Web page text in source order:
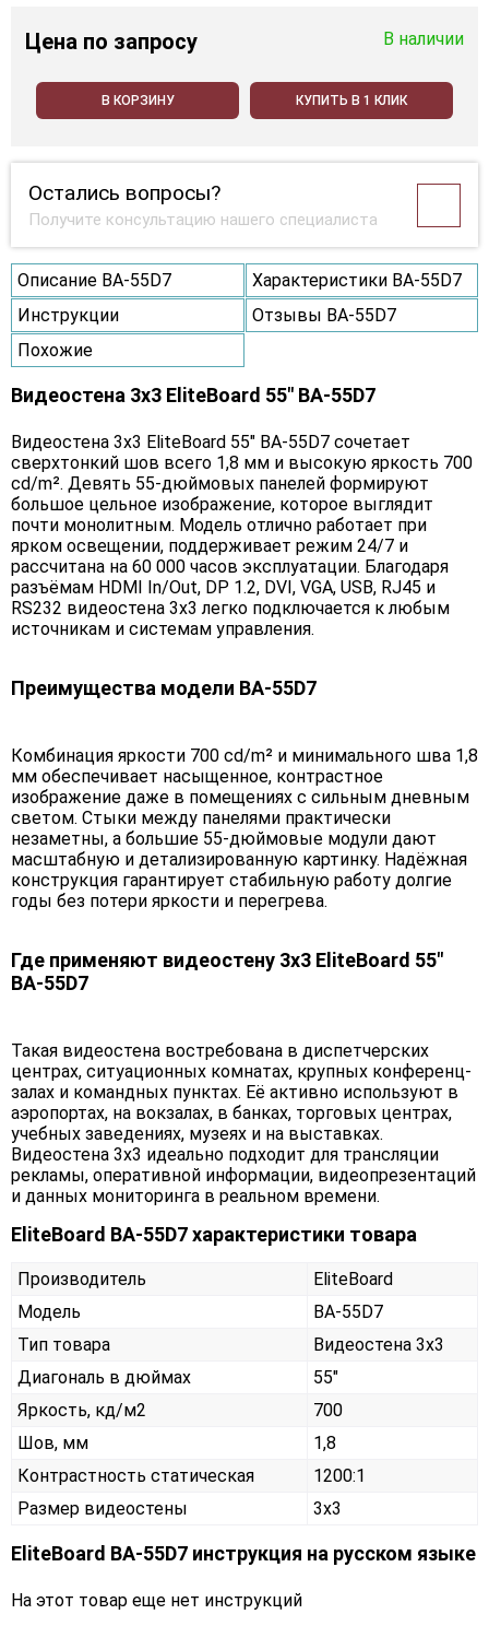
Цена по запросу В наличии
В КОРЗИНУ КУПИТЬ В 1 КЛИК
Остались вопросы?
Получите консультацию нашего специалиста
Описание BA-55D7
Характеристики BA-55D7
Инструкции
Отзывы BA-55D7
Похожие
Видеостена 3x3 EliteBoard 55" BA-55D7
Видеостена 3х3 EliteBoard 55" BA-55D7 сочетает
сверхтонкий шов всего 1,8 мм и высокую яркость 700
cd/m². Девять 55-дюймовых панелей формируют
большое цельное изображение, которое выглядит
почти монолитным. Модель отлично работает при
ярком освещении, поддерживает режим 24/7 и
рассчитана на 60 000 часов эксплуатации. Благодаря
разъёмам HDMI In/Out, DP 1.2, DVI, VGA, USB, RJ45 и
RS232 видеостена 3х3 легко подключается к любым
источникам и системам управления.
Преимущества модели BA-55D7
Комбинация яркости 700 cd/m² и минимального шва 1,8
мм обеспечивает насыщенное, контрастное
изображение даже в помещениях с сильным дневным
светом. Стыки между панелями практически
незаметны, а большие 55-дюймовые модули дают
масштабную и детализированную картинку. Надёжная
конструкция гарантирует стабильную работу долгие
годы без потери яркости и перегрева.
Где применяют видеостену 3х3 EliteBoard 55"
BA-55D7
Такая видеостена востребована в диспетчерских
центрах, ситуационных комнатах, крупных конференц-
залах и командных пунктах. Её активно используют в
аэропортах, на вокзалах, в банках, торговых центрах,
учебных заведениях, музеях и на выставках.
Видеостена 3х3 идеально подходит для трансляции
рекламы, оперативной информации, видеопрезентаций
и данных мониторинга в реальном времени.
EliteBoard BA-55D7 характеристики товара
Производитель
EliteBoard
Модель
BA-55D7
Тип товара
Видеостена 3х3
Диагональ в дюймах
55"
Яркость, кд/м2
700
Шов, мм
1,8
Контрастность статическая
1200:1
Размер видеостены
3x3
EliteBoard BA-55D7 инструкция на русском языке
На этот товар еще нет инструкций